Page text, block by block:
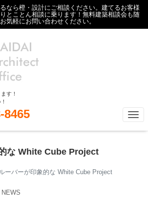
なら橙・設計にご相談ください。建てるお客様
とことん相談に乗ります！無料建築相談会も随
気軽にお問い合わせください。
す！
8465
な White Cube Project
ルーバーが印象的な White Cube Project
NEWS